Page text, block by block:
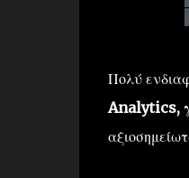
Πολύ
Analytics,